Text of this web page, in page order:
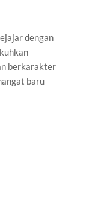
dengan
berkarakter
baru